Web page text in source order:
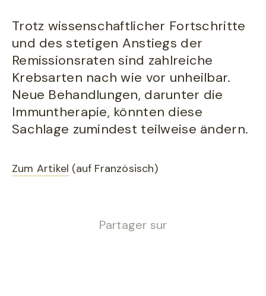
Trotz wissenschaftlicher Fortschritte
und des stetigen Anstiegs der
Remissionsraten sind zahlreiche
Krebsarten nach wie vor unheilbar.
Neue Behandlungen, darunter die
Immuntherapie, könnten diese
Sachlage zumindest teilweise ändern.
Zum Artikel (auf Französisch)
Partager sur